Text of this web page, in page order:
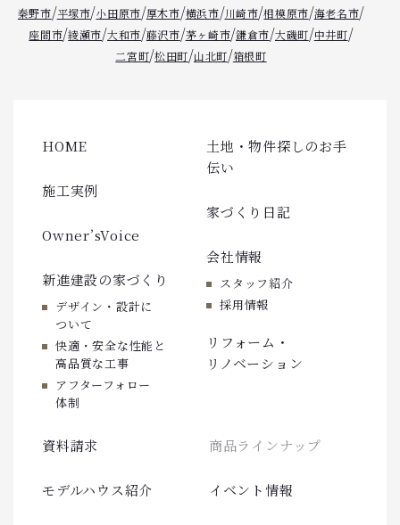
秦野市/平塚市/小田原市/厚木市/横浜市/川崎市/相模原市/海老名市/
座間市/綾瀬市/大和市/藤沢市/茅ヶ崎市/鎌倉市/大磯町/中井町/
二宮町/松田町/山北町/箱根町
HOME
施工実例
Owner’sVoice
新進建設の家づくり
デザイン・設計に
ついて
快適・安全な性能と
高品質な工事
アフターフォロー
体制
土地・物件探しのお手
伝い
家づくり日記
会社情報
スタッフ紹介
採用情報
リフォーム・
リノベーション
資料請求 商品ラインナップ
モデルハウス紹介 イベント情報